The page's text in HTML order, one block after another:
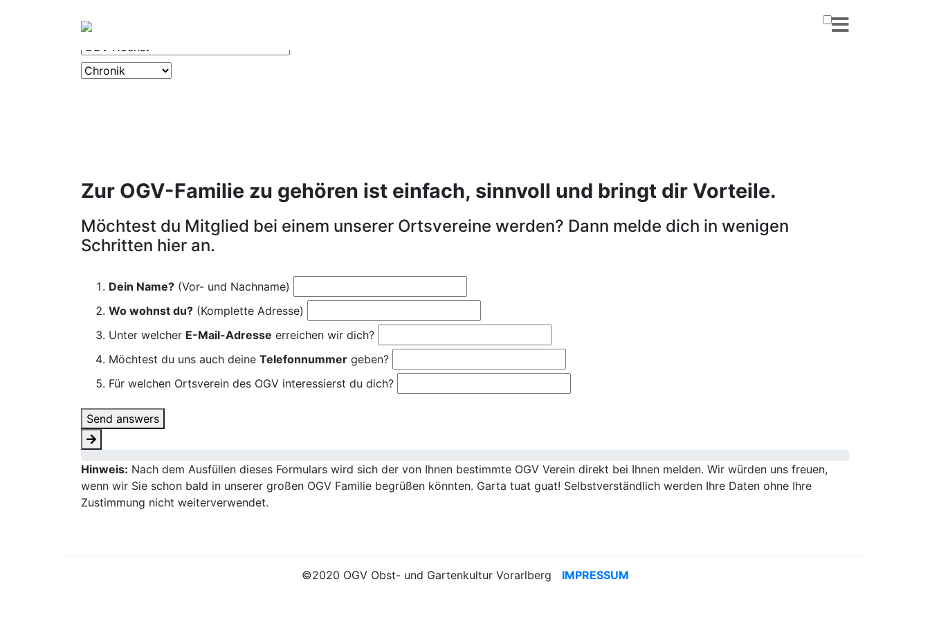
OGV
Zur OGV-Familie zu gehören ist einfach, sinnvoll und bringt dir Vorteile.
Möchtest du Mitglied bei einem unserer Ortsvereine werden? Dann melde dich in wenigen
Schritten hier an.
Dein Name? (Vor- und Nachname)
Wo wohnst du? (Komplette Adresse)
Unter welcher E-Mail-Adresse erreichen wir dich?
Möchtest du uns auch deine Telefonnummer geben?
Für welchen Ortsverein des OGV interessierst du dich?
Send answers
Hinweis: Nach dem Ausfüllen dieses Formulars wird sich der von Ihnen bestimmte OGV Verein direkt bei Ihnen melden. Wir würden uns freuen,
wenn wir Sie schon bald in unserer großen OGV Familie begrüßen könnten. Garta tuat guat! Selbstverständlich werden Ihre Daten ohne Ihre
Zustimmung nicht weiterverwendet.
©2020 OGV Obst- und Gartenkultur Vorarlberg IMPRESSUM